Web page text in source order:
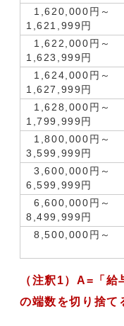
1,620,000円～
1,621,999円
1,622,000円～
1,623,999円
1,624,000円～
1,627,999円
1,628,000円～
1,799,999円
1,800,000円～
3,599,999円
3,600,000円～
6,599,999円
6,600,000円～
8,499,999円
8,500,000円～
（注釈1）A= 「
の端数を切り捨て